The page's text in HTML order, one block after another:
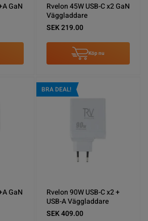
GaN
Rvelon 45W USB-C x2 GaN
Väggladdare
SEK 219.00
Köp nu
GaN
BRA DEAL!
Rvelon 90W USB-C x2 +
USB-A Väggladdare
SEK 409.00